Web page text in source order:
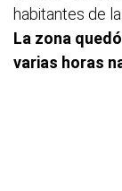
habitantes de
La zona
varias horas